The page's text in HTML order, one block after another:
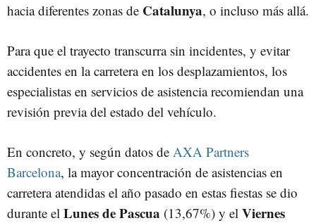
hacia diferentes zonas de Catalunya, o incluso más allá.
Para que el trayecto transcurra sin incidentes, y evitar
accidentes en la carretera en los desplazamientos, los
especialistas en servicios de asistencia recomiendan una
revisión previa del estado del vehículo.
En concreto, y según datos de AXA Partners
Barcelona, la mayor concentración de asistencias en
carretera atendidas el año pasado en estas fiestas se dio
durante el Lunes de Pascua (13,67%) y el Viernes